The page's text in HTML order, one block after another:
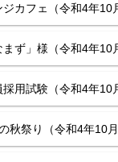
カフェ（令和4年10
ず」様（令和4年10
用試験（令和4年10
秋祭り（令和4年10月